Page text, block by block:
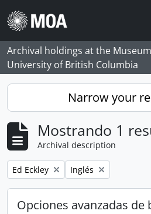
Skip to main content
Archival holdings at the
University of British Columbia
Narrow your
Mostrando 1
Archival description
Remove filter:
Ed Eckley Remove filter:
Inglés
Opciones avanzadas de